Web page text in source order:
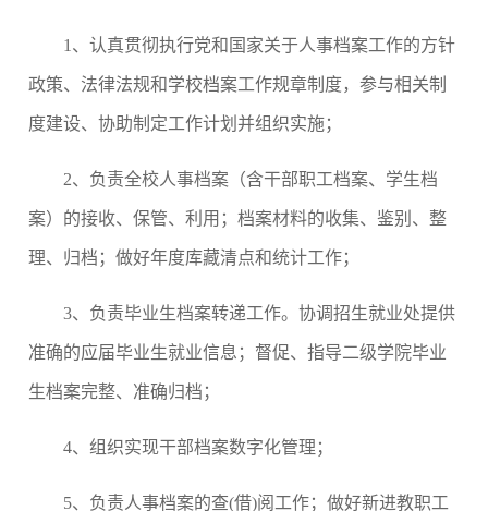
1 、认真贯彻执行党和国家关于人事档案工作的方针
政策、法律法规和学校档案工作规章制度，参与相关制
度建设、协助制定工作计划并组织实施；
2、负责全校人事档案（含干部职工档案、学生档
案）的接收、保管、利用；档案材料的收集、鉴别、整
理、归档；做好年度库藏清点和统计工作；
3、负责毕业生档案转递工作。协调招生就业处提供
准确的应届毕业生就业信息；督促、指导二级学院毕业
生档案完整、准确归档；
4、组织实现干部档案数字化管理；
5、负责人事档案的查(借)阅工作；做好新进教职工